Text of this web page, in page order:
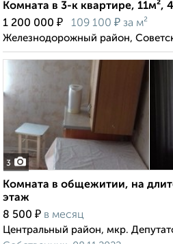
Комната в 3-к квартире, 11м²,
1 200 000 ₽ 109 100 ₽ за м²
Железнодорожный район,
3
Комната в общежитии, на
этаж
8 500 ₽ в месяц
Центральный район, мкр.